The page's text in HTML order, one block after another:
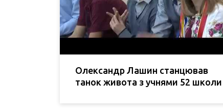
Олександр Лашин станцював
танок живота з учнями 52 школи